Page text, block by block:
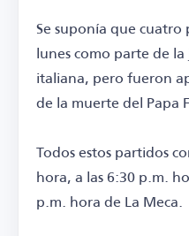
Se suponía que
lunes como parte de
italiana, pero fueron
de la muerte del Papa
Todos estos partidos
hora, a las 6:30 p.m.
p.m. hora de La Meca.